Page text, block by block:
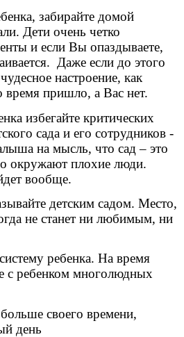
забирайте домой
Дети очень четко
и если Вы опаздываете,
Даже если до этого
настроение, как
время пришло, а Вас нет.
избегайте критических
сада и его сотрудников -
на мысль, что сад – это
окружают плохие люди.
вообще.
детским садом. Место,
не станет ни любимым, ни
ребенка. На время
с ребенком многолюдных
своего времени,
день